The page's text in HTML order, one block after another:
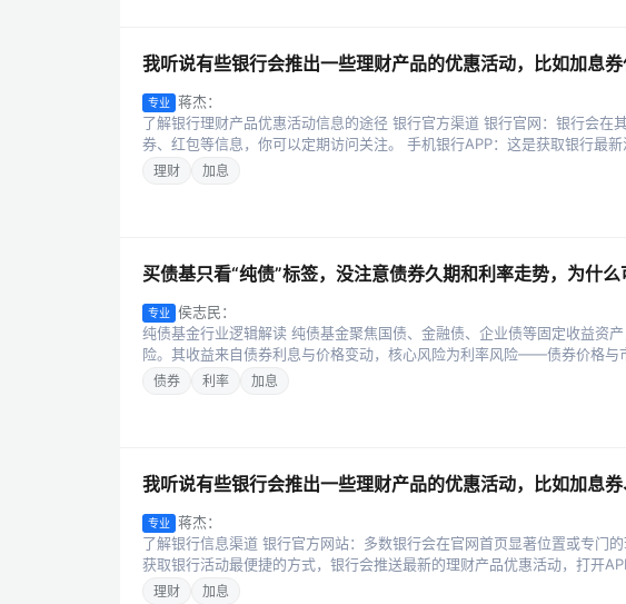
我听说有些银行会推出一些理财产品的优惠活动，比如加息
专业
蒋杰：
了解银行理财产品优惠活动信息的途径 银行官方渠道 银行官网：银行会在
券、红包等信息，你可以定期访问关注。 手机银行APP：这是获取银行最新
理财 加息
买债基只看“纯债”标签，没注意债券久期和利率走势，为什么
专业
侯志民：
纯债基金行业逻辑解读 纯债基金聚焦国债、金融债、企业债等固定收益资
险。其收益来自债券利息与价格变动，核心风险为利率风险——债券价格与
债券 利率 加息
我听说有些银行会推出一些理财产品的优惠活动，比如加息
专业
蒋杰：
了解银行信息渠道 银行官方网站：多数银行会在官网首页显著位置或专门
获取银行活动最便捷的方式，银行会推送最新的理财产品优惠活动，打开
理财 加息